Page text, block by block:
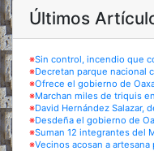
Últimos
※Sin control, incendio que
※Decretan parque nacional
※Ofrece el gobierno de
※Marchan miles de triquis
※David Hernández Salazar,
※Desdeña el gobierno de
※Suman 12 integrantes del
※Vecinos acosan a